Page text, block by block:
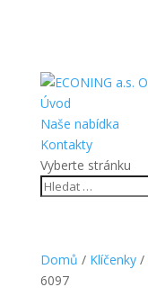
Úvod
Naše nabídka
Kontakty
Vyberte stránku
Domů / Klíčenky/
6097